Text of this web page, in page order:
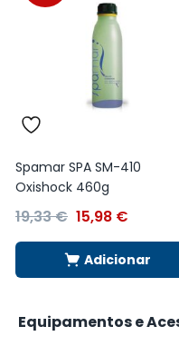
Spamar SPA SM-410
Oxishock 460g
19,33€ 15,98 €
Adicionar
Equipamentos e